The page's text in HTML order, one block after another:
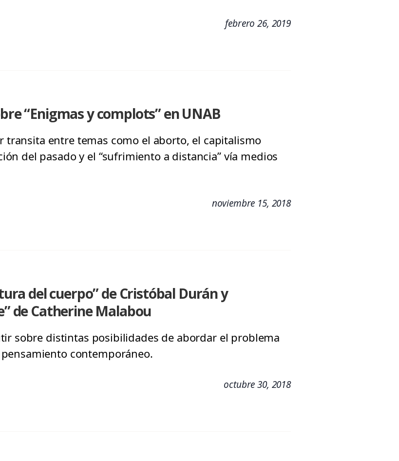
febrero 26, 2019
“Enigmas y complots” en UNAB
transita entre temas como el aborto, el capitalismo
del pasado y el “sufrimiento a distancia” vía medios
noviembre 15, 2018
del cuerpo” de Cristóbal Durán y
de Catherine Malabou
sobre distintas posibilidades de abordar el problema
contemporáneo.
octubre 30, 2018